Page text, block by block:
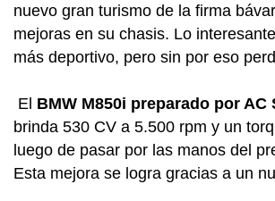
nuevo gran turismo de la firma
mejoras en su chasis. Lo
más deportivo, pero sin por eso
El BMW M850i preparado por AC
brinda 530 CV a 5.500 rpm y un
luego de pasar por las manos del
Esta mejora se logra gracias a un